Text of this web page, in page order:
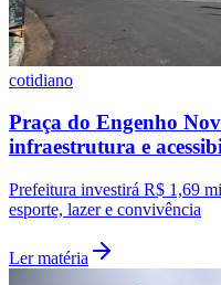
cotidiano
Praça do Engenho
infraestrutura e
Prefeitura investirá R$ 1,69
esporte, lazer e convivência
Ler matéria